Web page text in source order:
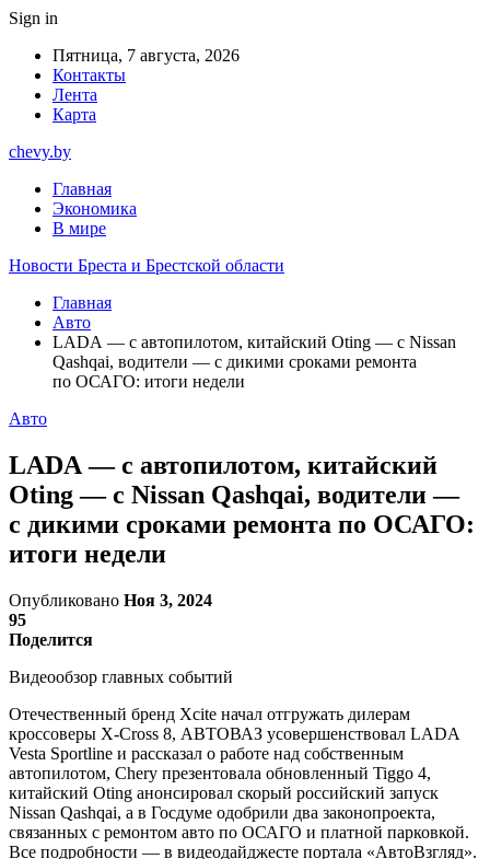
Sign in
Пятница, 7 августа, 2026
Контакты
Лента
Карта
chevy.by
Главная
Экономика
В мире
Новости Бреста и Брестской области
Главная
Авто
LADA — с автопилотом, китайский Oting — с Nissan
Qashqai, водители — с дикими сроками ремонта
по ОСАГО: итоги недели
Авто
LADA — с автопилотом, китайский
Oting — с Nissan Qashqai, водители —
с дикими сроками ремонта по ОСАГО:
итоги недели
Опубликовано Ноя 3, 2024
95
Поделится
Видеообзор главных событий
Отечественный бренд Xcite начал отгружать дилерам
кроссоверы X-Cross 8, АВТОВАЗ усовершенствовал LADA
Vesta Sportline и рассказал о работе над собственным
автопилотом, Chery презентовала обновленный Tiggo 4,
китайский Oting анонсировал скорый российский запуск
Nissan Qashqai, а в Госдуме одобрили два законопроекта,
связанных с ремонтом авто по ОСАГО и платной парковкой.
Все подробности — в видеодайджесте портала «АвтоВзгляд».